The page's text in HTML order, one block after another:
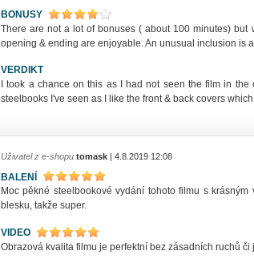
BONUSY
There are not a lot of bonuses ( about 100 minutes)
opening & ending are enjoyable. An unusual inclusion is
VERDIKT
I took a chance on this as I had not seen the film in
steelbooks I've seen as I like the front & back covers
Uživatel z e-shopu tomask | 4.8.2019 12:08
BALENÍ
Moc pěkné steelbookové vydání tohoto filmu s
blesku, takže super.
VIDEO
Obrazová kvalita filmu je perfektní bez zásadních ruchů